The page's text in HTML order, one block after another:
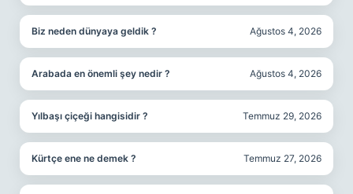
Biz neden dünyaya geldik ? Ağustos 4, 2026
Arabada en önemli şey nedir ? Ağustos 4, 2026
Yılbaşı çiçeği hangisidir ? Temmuz 29, 2026
Kürtçe ene ne demek ? Temmuz 27, 2026